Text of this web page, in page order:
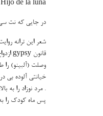
Hijo de la luna پسر ماه ساخته José María Cano هنرمند اسپانیایی
در جایی که نت
وصلت (آلبینو) را
خیانتی آلوده بی
. مرد نوزاد را به
پس ماه کودک را